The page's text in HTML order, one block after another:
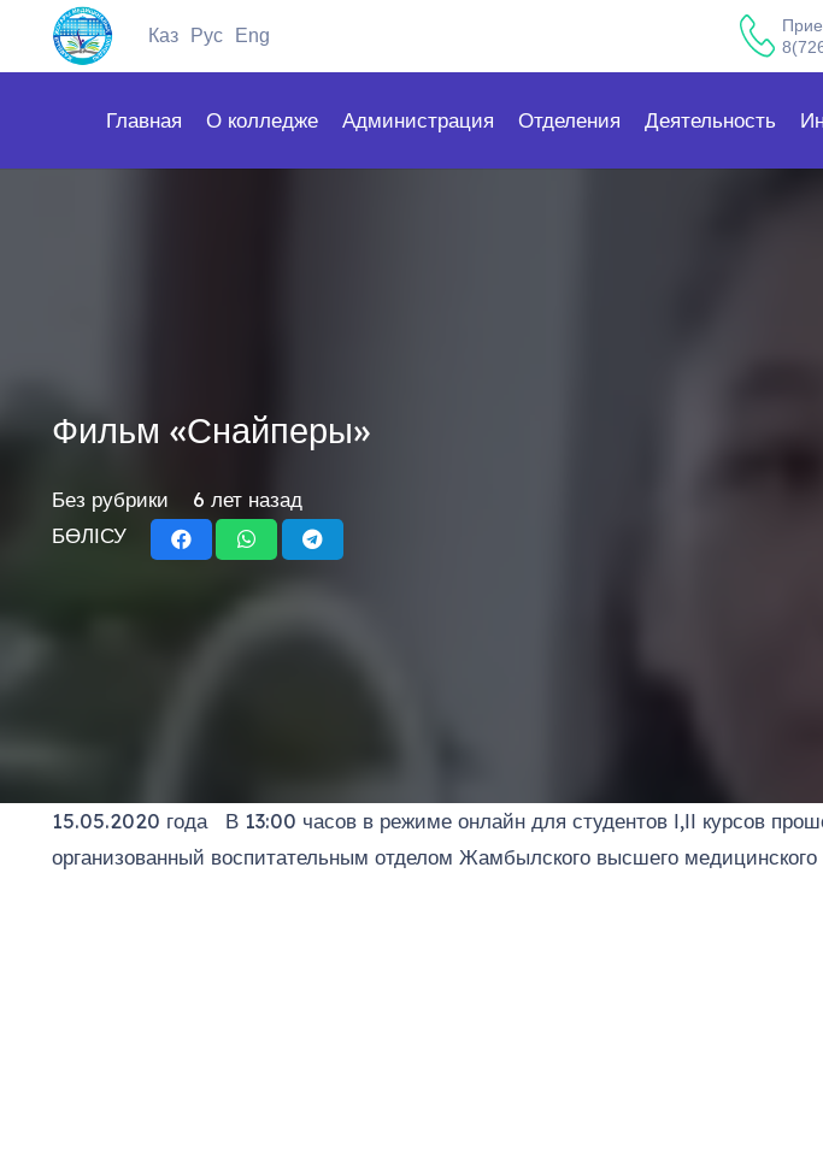
Каз Рус Eng
Главная О колледже Администрация Отделения Деятельность
Фильм «Снайперы»
Без рубрики
6 лет назад
БӨЛІСУ
15.05.2020 года В 13:00 часов в режиме онлайн для студентов І,ІІ курсов
организованный воспитательным отделом Жамбылского высшего